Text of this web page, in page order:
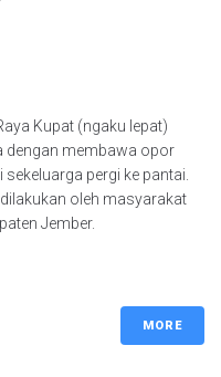
Kupat (ngaku lepat)
dengan membawa opor
pergi ke pantai.
oleh masyarakat
Jember.
MORE